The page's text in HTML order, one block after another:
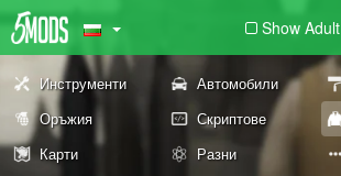
Show Adult
Инструменти Автомобили
Оръжия Скриптове
Карти
Разни